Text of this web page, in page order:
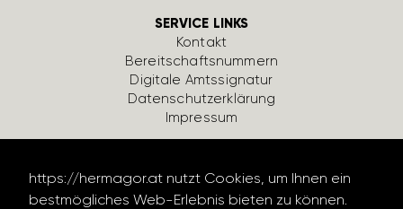
https://hermagor.at nutzt Cookies, um Ihnen ein
bestmögliches Web-Erlebnis bieten zu können.
SERVICE LINKS
Kontakt
Bereit­schafts­num­mern
Digi­tale Amts­si­gnatur
Daten­schutz­er­klä­rung
Impressum